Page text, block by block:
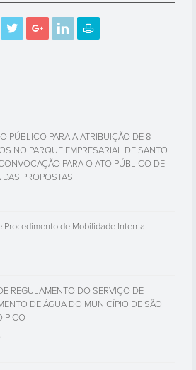
PÚBLICO PARA A ATRIBUIÇÃO DE 8
NO PARQUE EMPRESARIAL DE SANTO
PARA O ATO PÚBLICO DE
PROPOSTAS
Procedimento de Mobilidade Interna
REGULAMENTO DO SERVIÇO DE
DE ÁGUA DO MUNICÍPIO DE SÃO
PICO